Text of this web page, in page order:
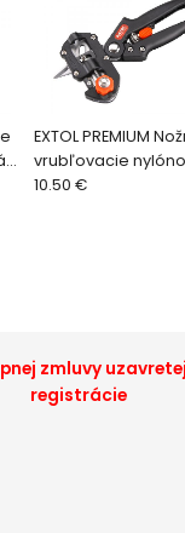
EXTOL PREMIUM
vrubľovacie
215mm 8872165
10.50 €
zmluvy
registrácie